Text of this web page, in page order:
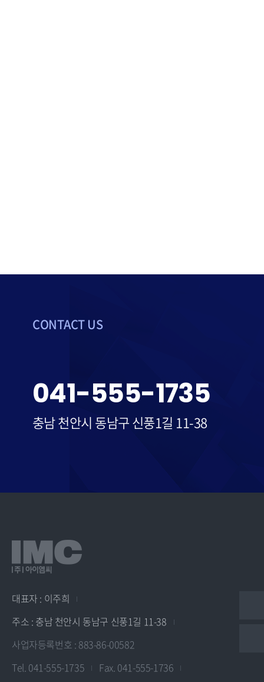
CONTACT US
041-555-1735
충남 천안시 동남구 신풍1길 11-38
대표자 : 이주희
주소 : 충남 천안시 동남구 신풍1길 11-38
사업자등록번호 : 883-86-00582
Tel. 041-555-1735
Fax. 041-555-1736